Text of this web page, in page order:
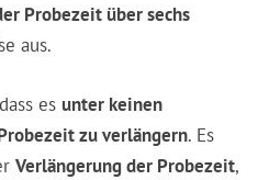
Probezeit über sechs
aus.
es unter keinen
zu verlängern. Es
Verlängerung der Probezeit,